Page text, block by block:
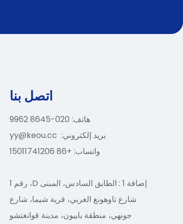
اتصل بنا
هاتف: 020-8645 9962
بريد إلكتروني: yy@keou.cc
واتساب: +86 15011741206
إضافة 1 : الطابق السادس، المبنى D، رقم 1
شارع تاوهونغ الغربي، قرية شيما، شارع
جونهي، منطقة باييون، مدينة قوانغتشو